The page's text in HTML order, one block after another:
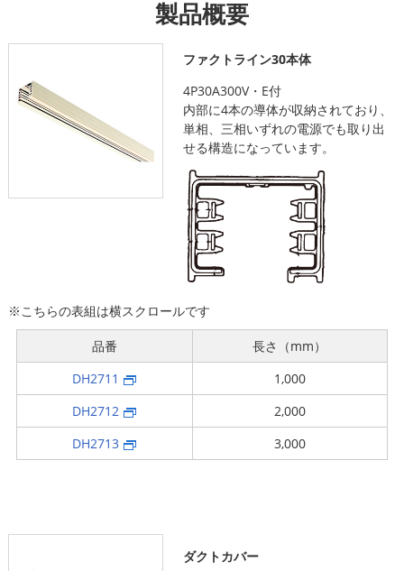
製品概要
ファクトライン30本体
4P30A300V・E付
内部に4本の導体が収納されており、
単相、三相いずれの電源でも取り出
せる構造になっています。
※こちらの表組は横スクロールです
品番
長さ（mm）
DH2711
1,000
DH2712
2,000
DH2713
3,000
ダクトカバー